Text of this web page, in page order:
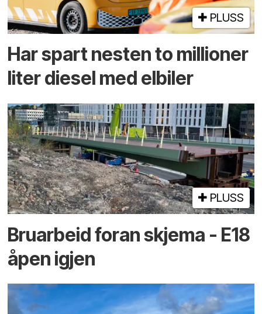
PLUSS
Har spart nesten to millioner
liter diesel med elbiler
PLUSS
Bruarbeid foran skjema - E18
åpen igjen